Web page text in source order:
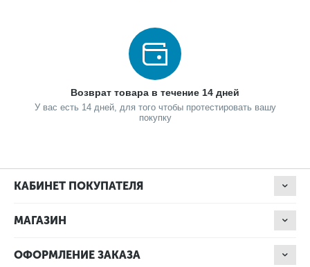
Возврат товара в течение 14 дней
У вас есть 14 дней, для того чтобы протестировать вашу
покупку
КАБИНЕТ ПОКУПАТЕЛЯ
МАГАЗИН
ОФОРМЛЕНИЕ ЗАКАЗА